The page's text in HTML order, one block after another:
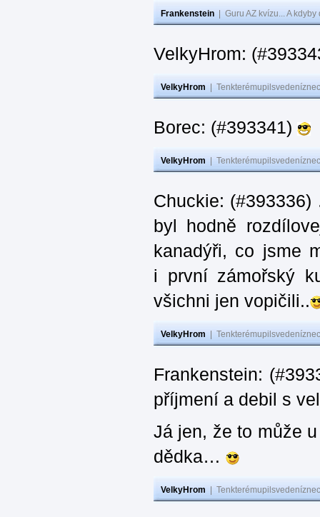
Frankenstein Guru AZ kvízu... A
VelkyHrom:
VelkyHrom
Borec: (#393341)
VelkyHrom
Chuckie:
byl hodně
kanadýři, co jsme
i první zámořský
všichni jen vopičili..
VelkyHrom
Frankenstein:
příjmení a debil s
Já jen, že to může
dědka…
VelkyHrom